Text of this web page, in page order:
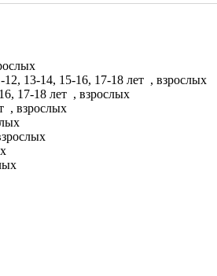
12, 13-14, 15-16, 17-18 лет , взрослых
17-18 лет , взрослых
, взрослых